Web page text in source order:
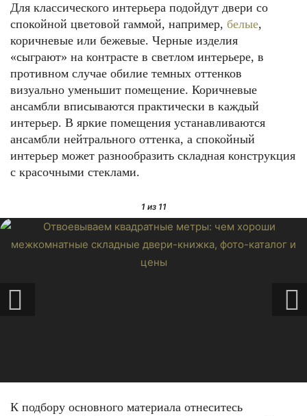
Для классического интерьера подойдут двери со
спокойной цветовой гаммой, например, белые,
коричневые или бежевые. Черные изделия
«сыграют» на контрасте в светлом интерьере, в
противном случае обилие темных оттенков
визуально уменьшит помещение. Коричневые
ансамбли вписываются практически в каждый
интерьер. В яркие помещения устанавливаются
ансамбли нейтрального оттенка, а спокойный
интерьер может разнообразить складная конструкция
с красочными стеклами.
1из 11
К подбору основного материала отнеситесь